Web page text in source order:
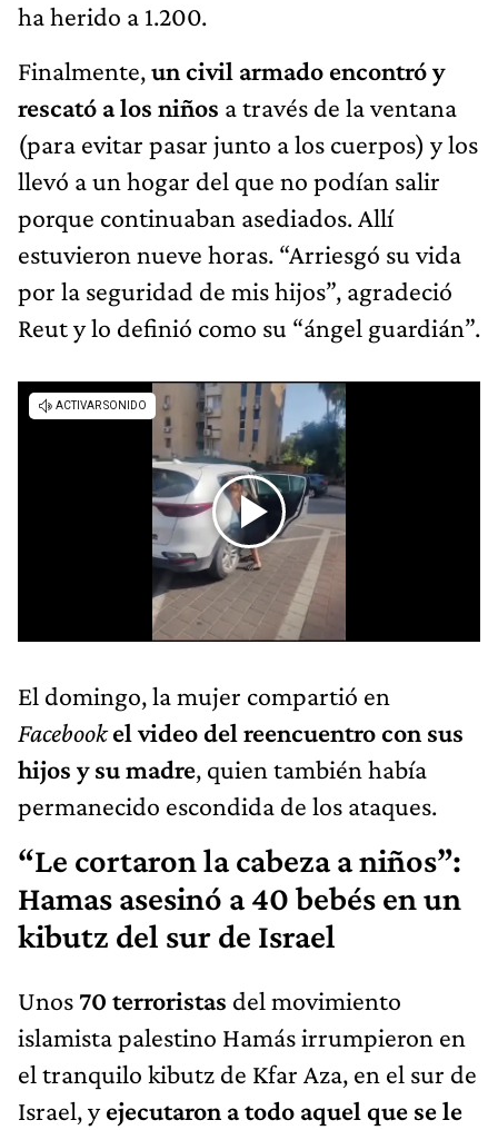
ha herido a 1.200.
Finalmente,un civil armado encontró y
rescató a los niños a través de la ventana
(para evitar pasar junto a los cuerpos) y los
llevó a un hogar del que no podían salir
porque continuaban asediados. Allí
estuvieron nueve horas. “Arriesgó su vida
por la seguridad de mis hijos”, agradeció
Reut y lo definió como su “ángel guardián”.
El domingo, la mujer compartió en
Facebookel video del reencuentro con sus
hijos y su madre, quien también había
permanecido escondida de los ataques.
“Le cortaron la cabeza a niños”:
Hamas asesinó a 40 bebés en un
kibutz del sur de Israel
Unos 70 terroristas del movimiento
islamista palestino Hamás irrumpieron en
el tranquilo kibutz de Kfar Aza, en el sur de
Israel, yejecutaron a todo aquel que se le